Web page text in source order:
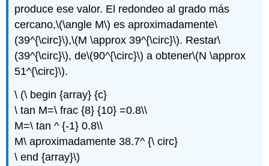
produce ese valor. El redondeo al grado más
cercano,\(\angle M\) es aproximadamente\
(39^{\circ}\),\(M \approx 39^{\circ}\). Restar\
(39^{\circ}\), de\(90^{\circ}\) a obtener\(N \approx
51^{\circ}\).
\ (\ begin {array} {c}
\ tan M=\ frac {8} {10} =0.8\\
M=\ tan ^ {-1} 0.8\\
M\ aproximadamente 38.7^ {\ circ}
\ end {array}\)